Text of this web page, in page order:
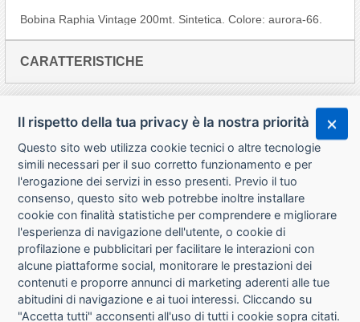
Bobina Raphia Vintage 200mt. Sintetica. Colore: aurora-66.
CARATTERISTICHE
CHI SIAMO
CONTATTI
CONDIZIONI DI VENDITA
Il rispetto della tua privacy è la nostra priorità
Questo sito web utilizza cookie tecnici o altre tecnologie
simili necessari per il suo corretto funzionamento e per
l'erogazione dei servizi in esso presenti. Previo il tuo
consenso, questo sito web potrebbe inoltre installare
cookie con finalità statistiche per comprendere e migliorare
l'esperienza di navigazione dell'utente, o cookie di
profilazione e pubblicitari per facilitare le interazioni con
alcune piattaforme social, monitorare le prestazioni dei
contenuti e proporre annunci di marketing aderenti alle tue
abitudini di navigazione e ai tuoi interessi. Cliccando su
"Accetta tutti" acconsenti all'uso di tutti i cookie sopra citati.